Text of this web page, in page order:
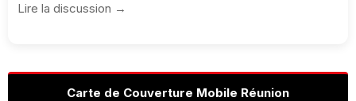
Lire la discussion →
Carte de Couverture Mobile Réunion